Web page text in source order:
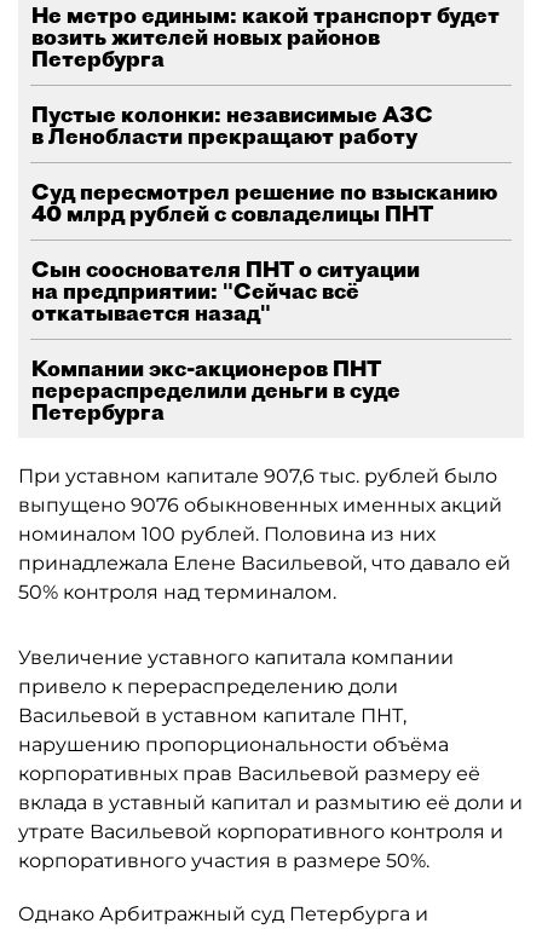
Не метро единым: какой транспорт будет
возить жителей новых районов
Петербурга
Пустые колонки: независимые АЗС
в Ленобласти прекращают работу
Суд пересмотрел решение по взысканию
40 млрд рублей с совладелицы ПНТ
Сын сооснователя ПНТ о ситуации
на предприятии: "Сейчас всё
откатывается назад"
Компании экс-акционеров ПНТ
перераспределили деньги в суде
Петербурга
При уставном капитале 907,6 тыс. рублей было
выпущено 9076 обыкновенных именных акций
номиналом 100 рублей. Половина из них
принадлежала Елене Васильевой, что давало ей
50% контроля над терминалом.
Увеличение уставного капитала компании
привело к перераспределению доли
Васильевой в уставном капитале ПНТ,
нарушению пропорциональности объёма
корпоративных прав Васильевой размеру её
вклада в уставный капитал и размытию её доли и
утрате Васильевой корпоративного контроля и
корпоративного участия в размере 50%.
Однако Арбитражный суд Петербурга и